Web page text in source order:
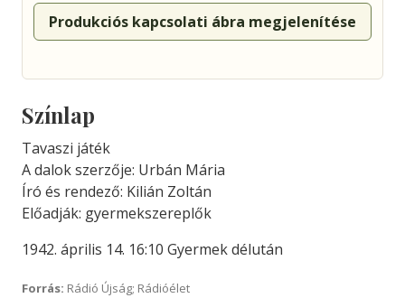
Produkciós kapcsolati ábra megjelenítése
Színlap
Tavaszi játék
A dalok szerzője: Urbán Mária
Író és rendező: Kilián Zoltán
Előadják: gyermekszereplők
1942. április 14. 16:10 Gyermek délután
Forrás: Rádió Újság; Rádióélet